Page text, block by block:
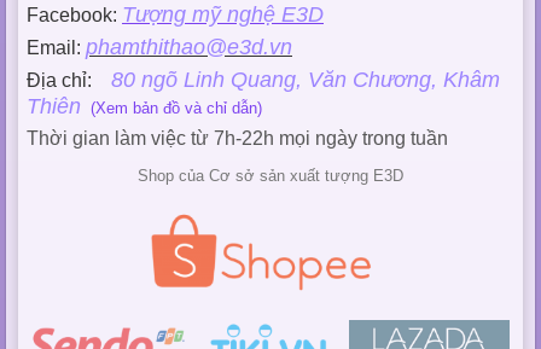
Facebook: Tượng mỹ nghệ E3D
Email: phamthithao@e3d.vn
Địa chỉ: 80 ngõ Linh Quang, Văn Chương, Khâm
Thiên (Xem bản đồ và chỉ dẫn)
Thời gian làm việc từ 7h-22h mọi ngày trong tuần
Shop của Cơ sở sản xuất tượng E3D